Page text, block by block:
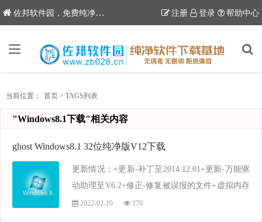
佐邦软件园，免费纯净软件下载站 注册 登录 帮助中心
当前位置： 首页 > TAGS列表
"Windows8.1下载"相关内容
ghost Windows8.1 32位纯净版V12下载
更新情况：+更新-补丁至2014.12.01+更新-万能驱
动助理至V6.2+修正-修复被误报的文件+虚拟内存
页面文件在D: 会生成大小不定的
pagefile.sys__________________________________
2022-02-10 170